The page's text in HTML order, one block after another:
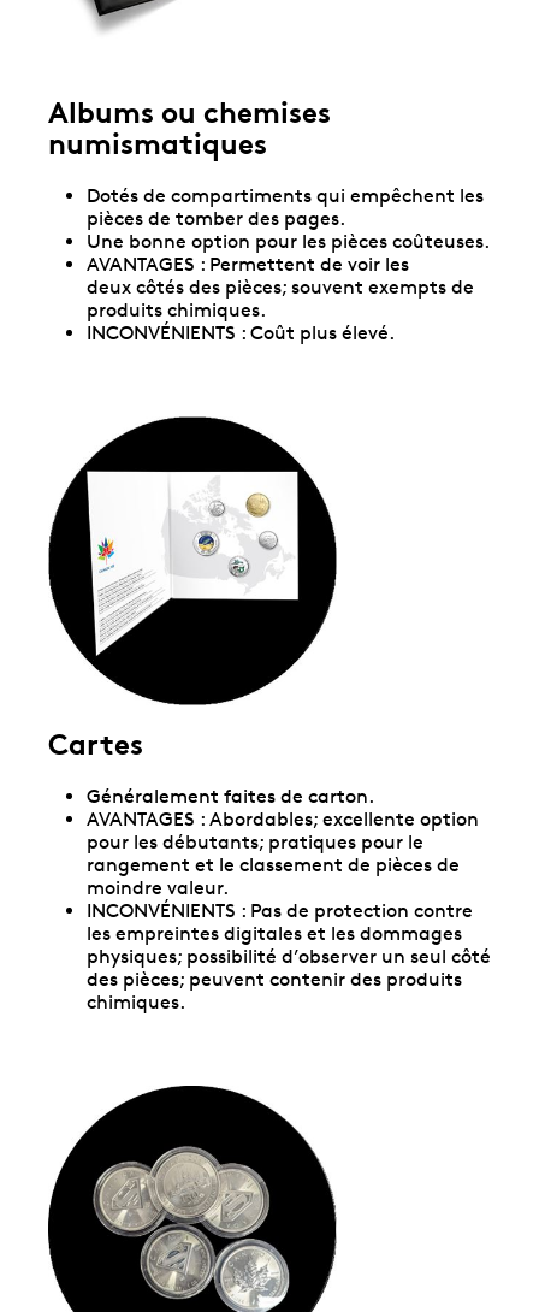
Albums ou chemises
numismatiques
Dotés de compartiments qui empêchent les
pièces de tomber des pages.
Une bonne option pour les pièces coûteuses.
AVANTAGES : Permettent de voir les
deux côtés des pièces; souvent exempts de
produits chimiques.
INCONVÉNIENTS : Coût plus élevé.
Cartes
Généralement faites de carton.
AVANTAGES : Abordables; excellente option
pour les débutants; pratiques pour le
rangement et le classement de pièces de
moindre valeur.
INCONVÉNIENTS : Pas de protection contre
les empreintes digitales et les dommages
physiques; possibilité d’observer un seul côté
des pièces; peuvent contenir des produits
chimiques.